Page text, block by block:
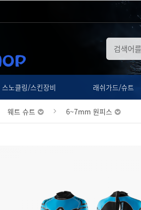
스노클링/스킨장비 래쉬가드/슈트
웨트 슈트 6~7mm 원피스